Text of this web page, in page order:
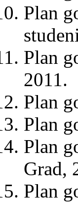
Plan
Plan
2011.
Plan
Plan
Plan
Grad,
Plan